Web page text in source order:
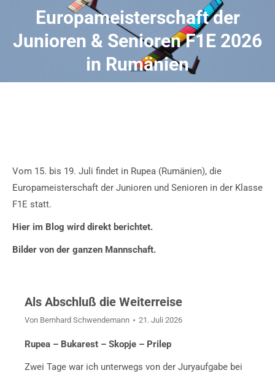
Europameisterschaft der
Junioren & Senioren F1E 2026
in Rumänien
Vom 15. bis 19. Juli findet in Rupea (Rumänien), die
Europameisterschaft der Junioren und Senioren in der Klasse
F1E statt.
Hier im Blog wird direkt berichtet.
Bilder von der ganzen Mannschaft.
Als Abschluß die Weiterreise
Von Bernhard Schwendemann 21. Juli 2026
Rupea – Bukarest – Skopje – Prilep
Zwei Tage war ich unterwegs von der Juryaufgabe bei